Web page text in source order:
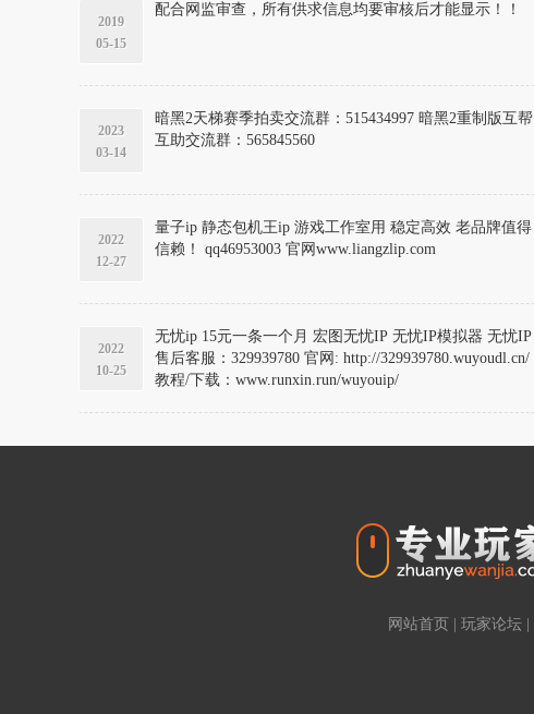
2019
05-15
配合网监审查，所有供求信息均要审核后才能显示！！
2023
03-14
暗黑2天梯赛季拍卖交流群：515434997 暗黑2重制版互帮
互助交流群：565845560
2022
12-27
量子ip 静态包机王ip 游戏工作室用 稳定高效 老品牌值得
信赖！ qq46953003 官网www.liangzlip.com
2022
10-25
无忧ip 15元一条一个月 宏图无忧IP 无忧IP模拟器 无忧IP
售后客服：329939780 官网: http://329939780.wuyoudl.cn/
教程/下载：www.runxin.run/wuyouip/
网站首页 玩家论坛